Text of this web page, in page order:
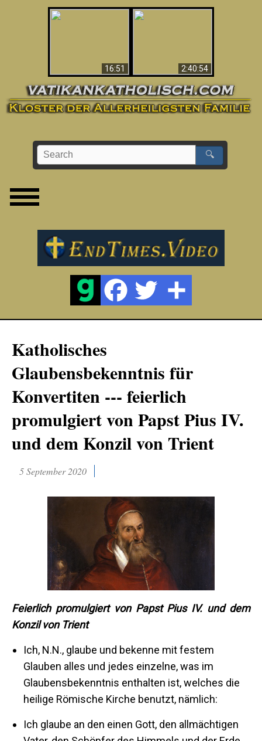
16:51
2:40:54
🔍
Katholisches
Glaubensbekenntnis für
Konvertiten --- feierlich
promulgiert von Papst Pius IV.
und dem Konzil von Trient
5 September 2020
Feierlich promulgiert von Papst Pius IV. und dem
Konzil von Trient
Ich, N.N., glaube und bekenne mit festem
Glauben alles und jedes einzelne, was im
Glaubensbekenntnis enthalten ist, welches die
heilige Römische Kirche benutzt, nämlich:
Ich glaube an den einen Gott, den allmächtigen